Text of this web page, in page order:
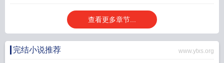
查看更多章节...
完结小说推荐 www.ytxs.org